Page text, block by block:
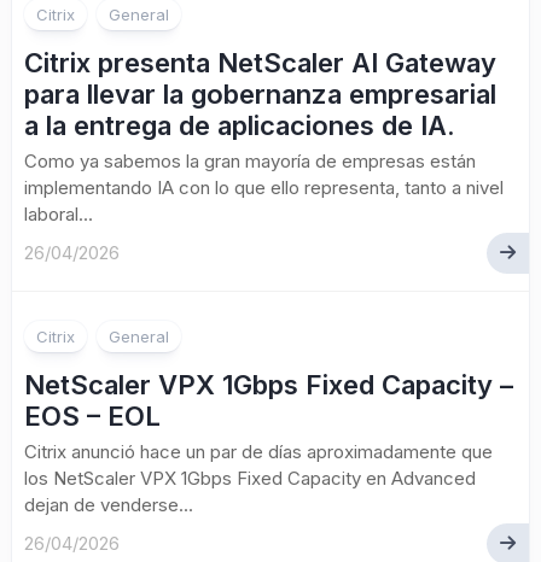
Citrix General
Citrix presenta NetScaler AI Gateway
para llevar la gobernanza empresarial
a la entrega de aplicaciones de IA.
Como ya sabemos la gran mayoría de empresas están
implementando IA con lo que ello representa, tanto a nivel
laboral...
26/04/2026
Citrix General
NetScaler VPX 1Gbps Fixed Capacity –
EOS – EOL
Citrix anunció hace un par de días aproximadamente que
los NetScaler VPX 1Gbps Fixed Capacity en Advanced
dejan de venderse...
26/04/2026